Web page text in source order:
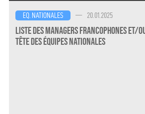
EQ. NATIONALES — 20.01.2025
Liste des Managers Francophones et/
Tête des Équipes Nationales